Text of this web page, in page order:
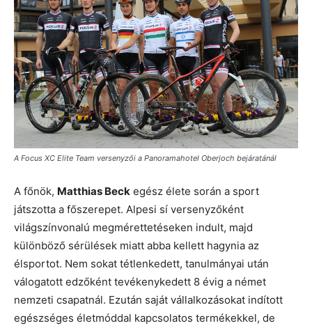
A Focus XC Elite Team versenyzői a Panoramahotel Oberjoch bejáratánál
A főnök, Matthias Beck egész élete során a sport
játszotta a főszerepet. Alpesi sí versenyzőként
világszínvonalú megmérettetéseken indult, majd
különböző sérülések miatt abba kellett hagynia az
élsportot. Nem sokat tétlenkedett, tanulmányai után
válogatott edzőként tevékenykedett 8 évig a német
nemzeti csapatnál. Ezután saját vállalkozásokat indított
egészséges életmóddal kapcsolatos termékekkel, de